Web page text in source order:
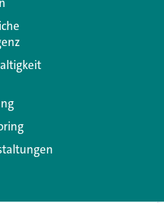
Geld! Mal sehen, wie das
auf jeden Fall, vielen Dank.